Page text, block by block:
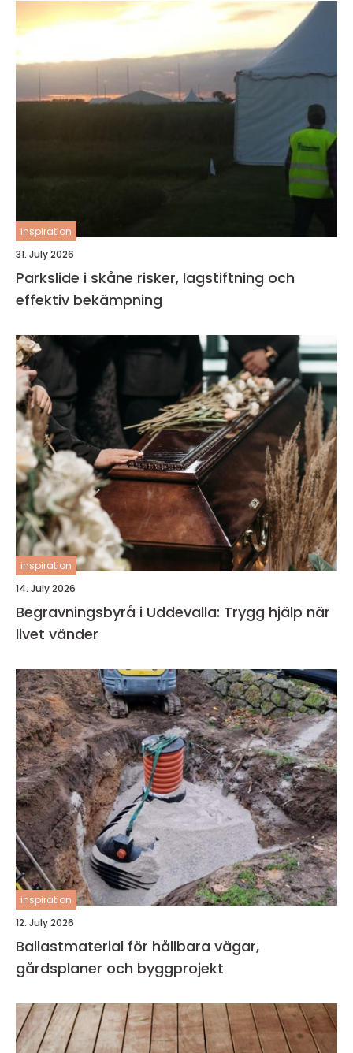
inspiration
31. July 2026
Parkslide i skåne risker, lagstiftning och
effektiv bekämpning
inspiration
14. July 2026
Begravningsbyrå i Uddevalla: Trygg hjälp när
livet vänder
inspiration
12. July 2026
Ballastmaterial för hållbara vägar,
gårdsplaner och byggprojekt